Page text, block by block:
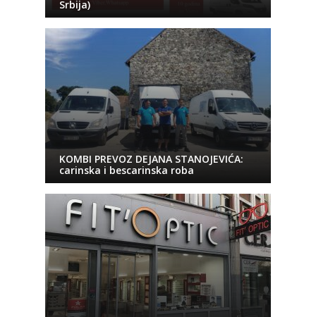
Srbija)
KOMBI PREVOZ DEJANA STANOJEVIĆA:
carinska i bescarinska roba